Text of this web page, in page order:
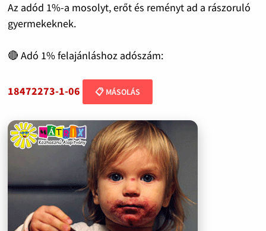
Az adód 1%-a mosolyt, erőt és reményt ad a rászoruló
gyermekeknek.
🔴 Adó 1% felajánláshoz adószám:
18472273-1-06 📋 MÁSOLÁS